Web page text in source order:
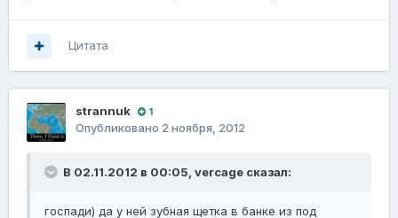
Цитата
strannuk 1
Опубликовано 2 ноября, 2012
В 02.11.2012 в 00:05, vercage сказал:
госпади) да у ней зубная щетка в банке из под